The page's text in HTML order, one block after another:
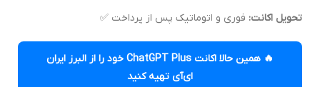
تحویل اکانت: فوری و اتوماتیک پس از پرداخت ✅
🔥 همین حالا اکانت ChatGPT Plus خود را از البرز ایران
ای‌آی تهیه کنید